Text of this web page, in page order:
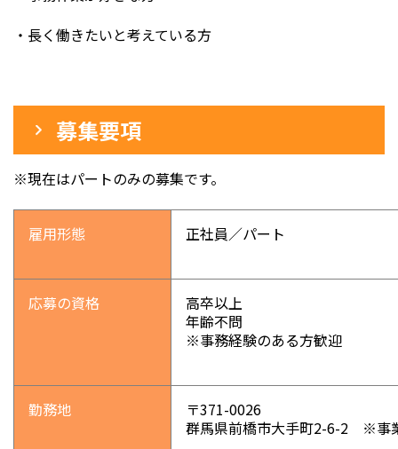
・長く働きたいと考えている方
募集要項
※現在はパートのみの募集です。
雇用形態 正社員／パート
応募の資格
高卒以上
年齢不問
※事務経験のある方歓迎
勤務地
〒371-0026
群馬県前橋市大手町2-6-2 ※事